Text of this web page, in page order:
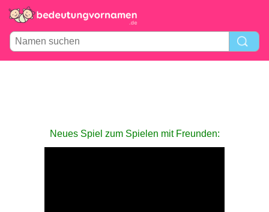
Neues Spiel zum Spielen mit Freunden: